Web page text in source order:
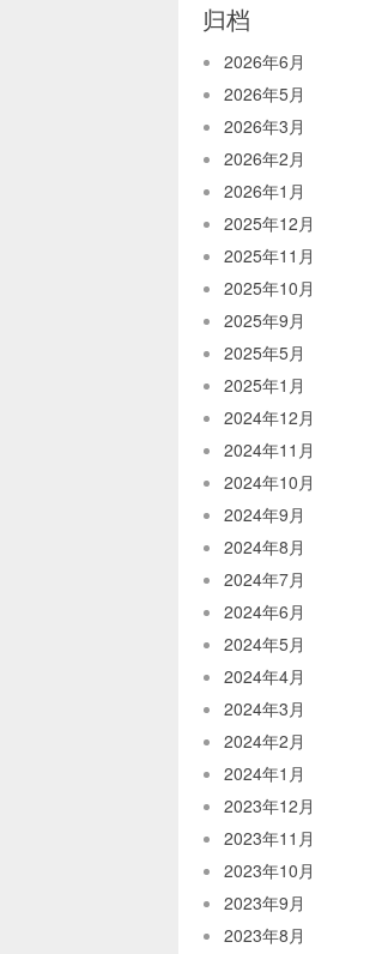
归档
2026年6月
2026年5月
2026年3月
2026年2月
2026年1月
2025年12月
2025年11月
2025年10月
2025年9月
2025年5月
2025年1月
2024年12月
2024年11月
2024年10月
2024年9月
2024年8月
2024年7月
2024年6月
2024年5月
2024年4月
2024年3月
2024年2月
2024年1月
2023年12月
2023年11月
2023年10月
2023年9月
2023年8月